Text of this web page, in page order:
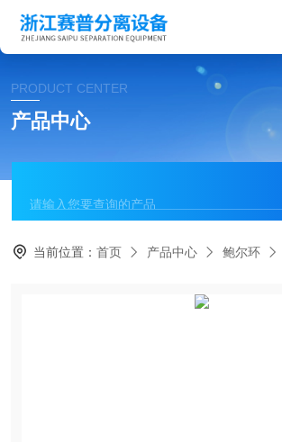
PRODUCT CENTER
产品中心
当前位置：首页 产品中心 鲍尔环